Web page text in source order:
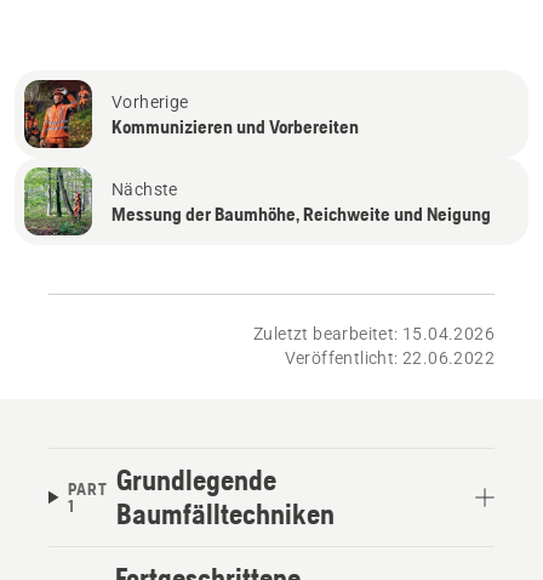
Vorherige
Kommunizieren und Vorbereiten
Nächste
Messung der Baumhöhe, Reichweite und Neigung
Zuletzt bearbeitet: 15.04.2026
Veröffentlicht: 22.06.2022
PART
1
Grundlegende
Baumfälltechniken